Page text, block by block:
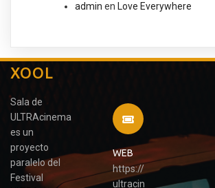
admin en Love Everywhere
XOOL
Sala de
ULTRAcinema
es un
proyecto
paralelo del
Festival
WEB
https://
ultracin